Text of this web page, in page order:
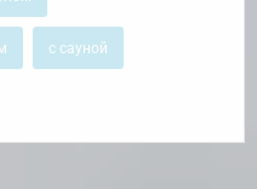
с сауной